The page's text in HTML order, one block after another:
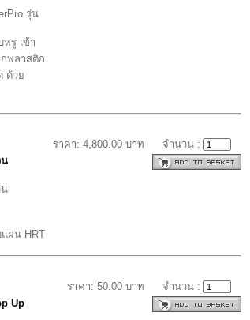
รุ่น
หรู เข้า
พลาสติก
ด้วย
น
น
ผ่น HRT
ราคา: 4,800.00 บาท จำนวน :
Up
ราคา: 50.00 บาท จำนวน :